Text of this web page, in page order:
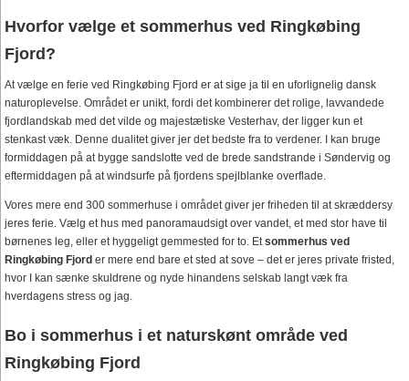
Hvorfor vælge et sommerhus ved Ringkøbing
Fjord?
At vælge en ferie ved Ringkøbing Fjord er at sige ja til en uforlignelig dansk
naturoplevelse. Området er unikt, fordi det kombinerer det rolige, lavvandede
fjordlandskab med det vilde og majestætiske Vesterhav, der ligger kun et
stenkast væk. Denne dualitet giver jer det bedste fra to verdener. I kan bruge
formiddagen på at bygge sandslotte ved de brede sandstrande i Søndervig og
eftermiddagen på at windsurfe på fjordens spejlblanke overflade.
Vores mere end 300 sommerhuse i området giver jer friheden til at skræddersy
jeres ferie. Vælg et hus med panoramaudsigt over vandet, et med stor have til
børnenes leg, eller et hyggeligt gemmested for to. Etsommerhus ved
Ringkøbing Fjord er mere end bare et sted at sove – det er jeres private fristed,
hvor I kan sænke skuldrene og nyde hinandens selskab langt væk fra
hverdagens stress og jag.
Bo i sommerhus i et naturskønt område ved
Ringkøbing Fjord